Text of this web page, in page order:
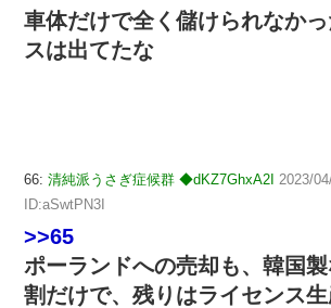
車体だけで全く儲けられなか
スは出てたな
66: 清純派うさぎ症候群 ◆dKZ7GhxA2I 2023/
ID:aSwtPN3I
>>65
ポーランドへの売却も、韓国
割だけで、残りはライセンス